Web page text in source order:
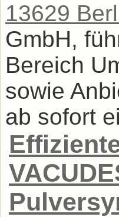
13629
GmbH,
Bereich
sowie
ab sofort